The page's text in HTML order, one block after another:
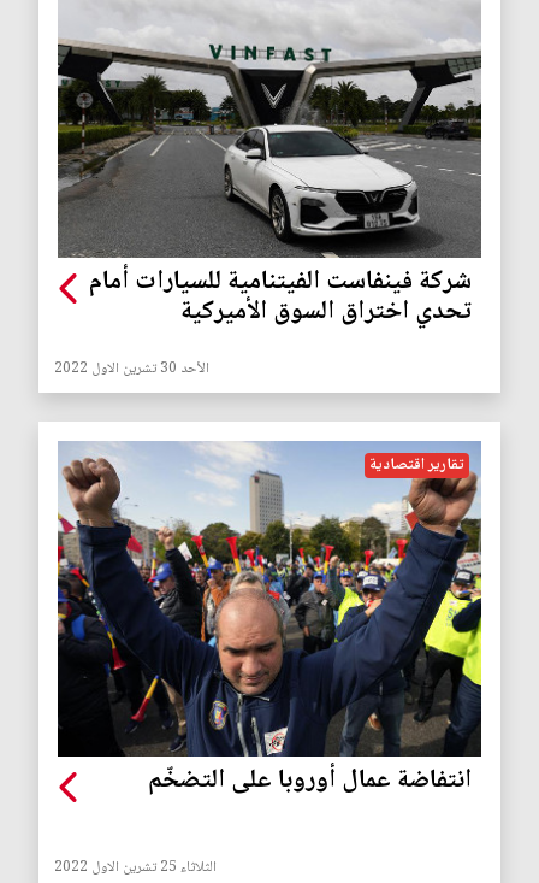
شركة فينفاست الفيتنامية للسيارات أمام
تحدي اختراق السوق الأميركية
الأحد 30 تشرين الاول 2022
تقارير اقتصادية
انتفاضة عمال أوروبا على التضخّم
الثلاثاء 25 تشرين الاول 2022